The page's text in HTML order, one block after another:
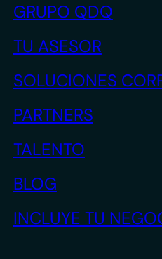
GRUPO QDQ
TU ASESOR
SOLUCIONES
PARTNERS
TALENTO
BLOG
INCLUYE TU